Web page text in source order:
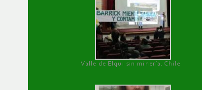
Valle de Elqui sin minería. Chile